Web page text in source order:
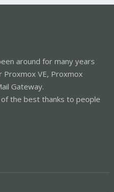
around for many years
VE, Proxmox
Gateway.
the best thanks to people